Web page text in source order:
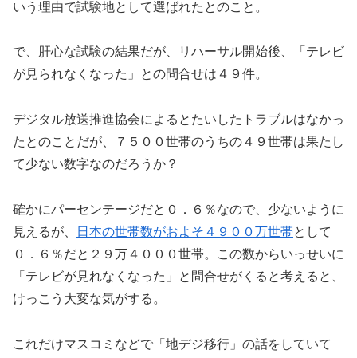
いう理由で試験地として選ばれたとのこと。
で、肝心な試験の結果だが、リハーサル開始後、「テレビ
が見られなくなった」との問合せは４９件。
デジタル放送推進協会によるとたいしたトラブルはなかっ
たとのことだが、７５００世帯のうちの４９世帯は果たし
て少ない数字なのだろうか？
確かにパーセンテージだと０．６％なので、少ないように
見えるが、
日本の世帯数がおよそ４９００万世帯として
０．６％だと２９万４０００世帯。この数からいっせいに
「テレビが見れなくなった」と問合せがくると考えると、
けっこう大変な気がする。
これだけマスコミなどで「地デジ移行」の話をしていて